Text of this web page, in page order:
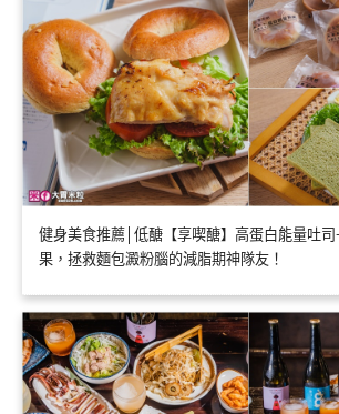
健身美食推薦│低醣【享喫醣】高蛋白能量吐司
果，拯救麵包澱粉腦的減脂期神隊友！